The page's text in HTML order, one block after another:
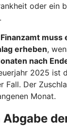
oder ein
Finanzamt muss
erheben,
nach
2025 ist
Fall. Der
Monat.